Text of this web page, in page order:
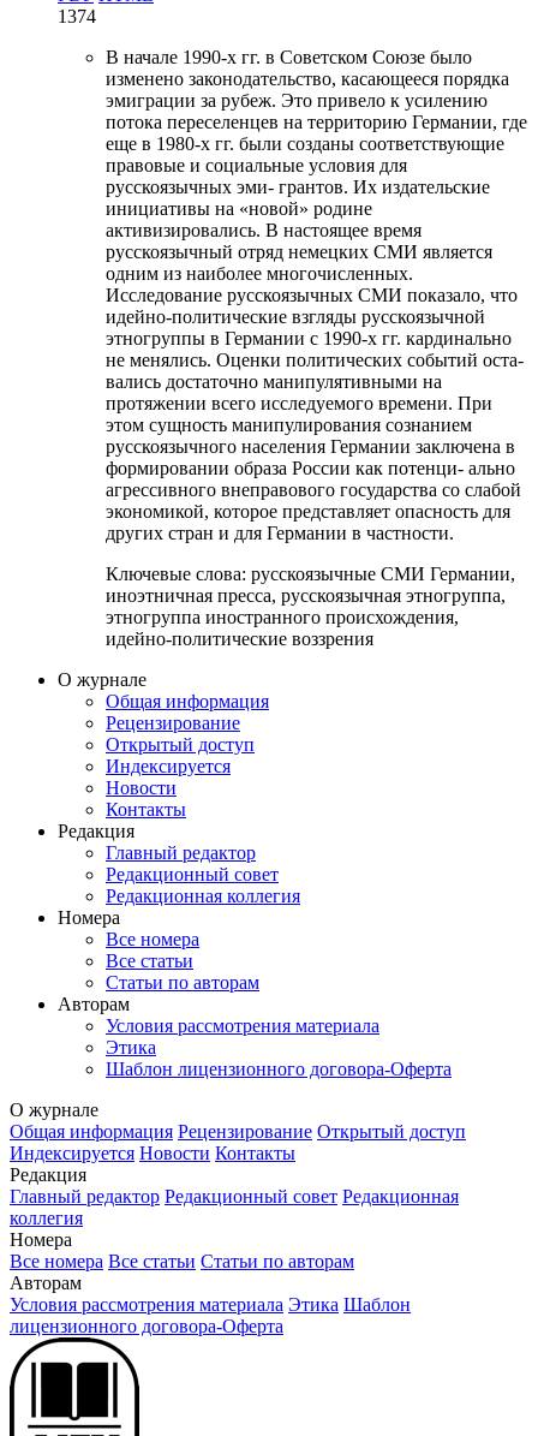
1374
В начале 1990-х гг. в Советском Союзе было
изменено законодательство, касающееся порядка
эмиграции за рубеж. Это привело к усилению
потока переселенцев на территорию Германии, где
еще в 1980-х гг. были созданы соответствующие
правовые и социальные условия для
русскоязычных эми- грантов. Их издательские
инициативы на «новой» родине
активизировались. В настоящее время
русскоязычный отряд немецких СМИ является
одним из наиболее многочисленных.
Исследование русскоязычных СМИ показало, что
идейно-политические взгляды русскоязычной
этногруппы в Германии с 1990-х гг. кардинально
не менялись. Оценки политических событий оста-
вались достаточно манипулятивными на
протяжении всего исследуемого времени. При
этом сущность манипулирования сознанием
русскоязычного населения Германии заключена в
формировании образа России как потенци- ально
агрессивного внеправового государства со слабой
экономикой, которое представляет опасность для
других стран и для Германии в частности.
Ключевые слова: русскоязычные СМИ Германии,
иноэтничная пресса, русскоязычная этногруппа,
этногруппа иностранного происхождения,
идейно-политические воззрения
О журнале
Общая информация
Рецензирование
Открытый доступ
Индексируется
Новости
Контакты
Редакция
Главный редактор
Редакционный совет
Редакционная коллегия
Номера
Все номера
Все статьи
Статьи по авторам
Авторам
Условия рассмотрения материала
Этика
Шаблон лицензионного договора-Оферта
О журнале
Общая информация Рецензирование Открытый доступ
Индексируется Новости Контакты
Редакция
Главный редактор Редакционный совет Редакционная
коллегия
Номера
Все номера Все статьи Статьи по авторам
Авторам
Условия рассмотрения материала Этика Шаблон
лицензионного договора-Оферта